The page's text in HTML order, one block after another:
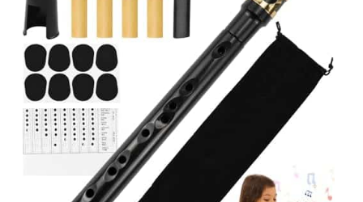
Schaue dir jetzt die 70 Jahre Jubiläumsangebote bei
Thomann an!
Jetzt anschauen